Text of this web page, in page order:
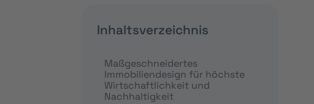
Inhaltsverzeichnis
Maßgeschneidertes
Immobiliendesign für höchste
Wirtschaftlichkeit und
Nachhaltigkeit